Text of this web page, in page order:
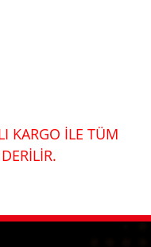
KARGO İLE TÜM